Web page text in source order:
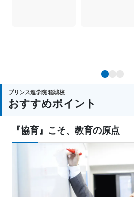
プリンス進学院 稲城校
おすすめポイント
『協育』こそ、教育の原点